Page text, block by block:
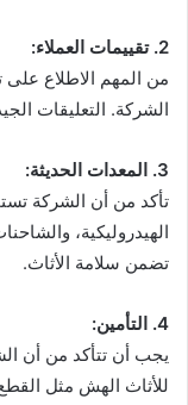
2. تقييمات العملاء:
من المهم الاطلاع على
الشركة. التعليقات
3. المعدات الحديثة:
تأكد من أن الشركة
الهيدروليكية،
تضمن سلامة الأثاث.
4. التأمين:
يجب أن تتأكد من أن
للأثاث الهش مثل